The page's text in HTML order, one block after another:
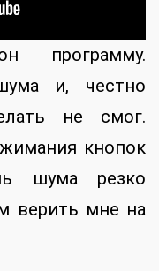
программу.
и, честно
не смог.
кнопок
шума резко
верить мне на